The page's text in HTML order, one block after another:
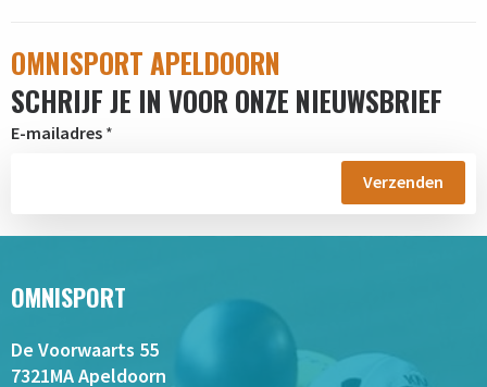
OMNISPORT APELDOORN
SCHRIJF JE IN VOOR ONZE NIEUWSBRIEF
E-mailadres *
OMNISPORT
De Voorwaarts 55
7321MA Apeldoorn